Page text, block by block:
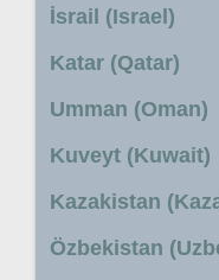
İsrail (Israel)
Katar (Qatar)
Umman (Oman)
Kuveyt (Kuwait)
Kazakistan
Özbekistan